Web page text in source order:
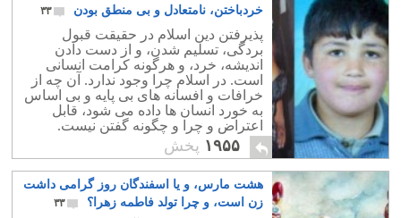
خردباختن، نامتعادل و بی منطق بودن
۳۳
پذیرفتن دین اسلام در حقیقت قبول
بردگی، تسلیم شدن، و از دست دادن
اندیشه، خرد، و هرگونه کرامت انسانی
است. در اسلام چرا وجود ندارد. آن چه از
خرافات و افسانه های بی پایه و بی اساس
به خورد انسان ها داده می شود، قابل
اعتراض و چرا و چگونه گفتن نیست.
۱۹۵۵ پخش
هشت مارس، و یا اسفندگان روز گرامی داشت
زن است، و چرا تولد فاطمه زهرا؟
۳۳